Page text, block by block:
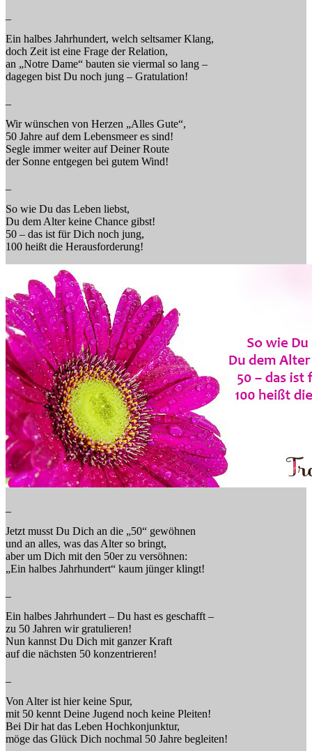
Ein halbes Jahrhundert, welch seltsamer Klang,
doch Zeit ist eine Frage der Relation,
an „Notre Dame“ bauten sie viermal so lang –
dagegen bist Du noch jung – Gratulation!
Wir wünschen von Herzen „Alles Gute“,
50 Jahre auf dem Lebensmeer es sind!
Segle immer weiter auf Deiner Route
der Sonne entgegen bei gutem Wind!
So wie Du das Leben liebst,
Du dem Alter keine Chance gibst!
50 – das ist für Dich noch jung,
100 heißt die Herausforderung!
Jetzt musst Du Dich an die „50“ gewöhnen
und an alles, was das Alter so bringt,
aber um Dich mit den 50er zu versöhnen:
„Ein halbes Jahrhundert“ kaum jünger klingt!
Ein halbes Jahrhundert – Du hast es geschafft –
zu 50 Jahren wir gratulieren!
Nun kannst Du Dich mit ganzer Kraft
auf die nächsten 50 konzentrieren!
Von Alter ist hier keine Spur,
mit 50 kennt Deine Jugend noch keine Pleiten!
Bei Dir hat das Leben Hochkonjunktur,
möge das Glück Dich nochmal 50 Jahre begleiten!